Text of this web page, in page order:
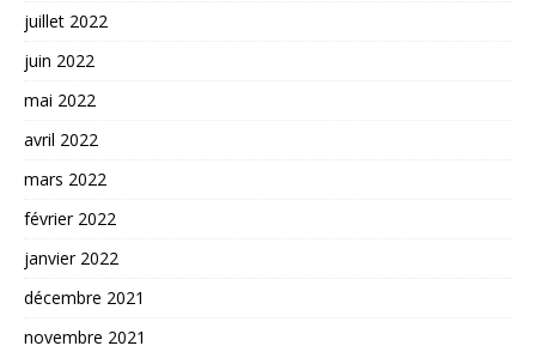
juillet 2022
juin 2022
mai 2022
avril 2022
mars 2022
février 2022
janvier 2022
décembre 2021
novembre 2021